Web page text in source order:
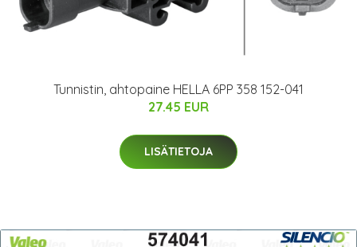
Tunnistin, ahtopaine HELLA 6PP 358 152-041
27.45 EUR
LISÄTIETOJA